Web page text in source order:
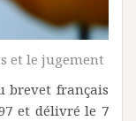
et le jugement
brevet français
et délivré le 7